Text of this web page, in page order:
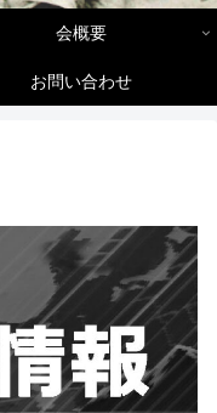
会概要
お問い合わせ